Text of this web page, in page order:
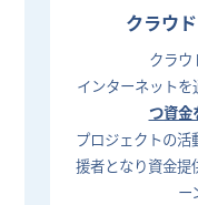
クラウ
クラウ
インターネットを
つ資金
プロジェクトの
援者となり資金提
ー